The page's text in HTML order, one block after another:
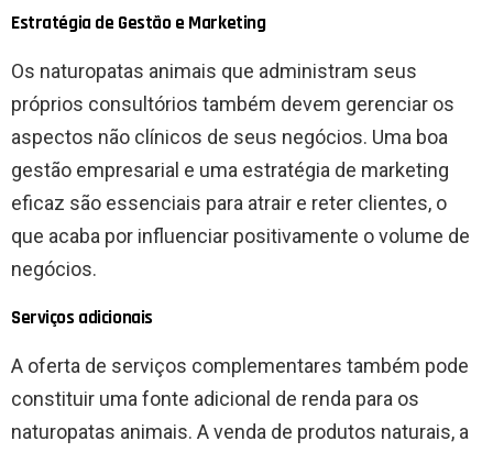
Estratégia de Gestão e Marketing
Os naturopatas animais que administram seus
próprios consultórios também devem gerenciar os
aspectos não clínicos de seus negócios. Uma boa
gestão empresarial e uma estratégia de marketing
eficaz são essenciais para atrair e reter clientes, o
que acaba por influenciar positivamente o volume de
negócios.
Serviços adicionais
A oferta de serviços complementares também pode
constituir uma fonte adicional de renda para os
naturopatas animais. A venda de produtos naturais, a